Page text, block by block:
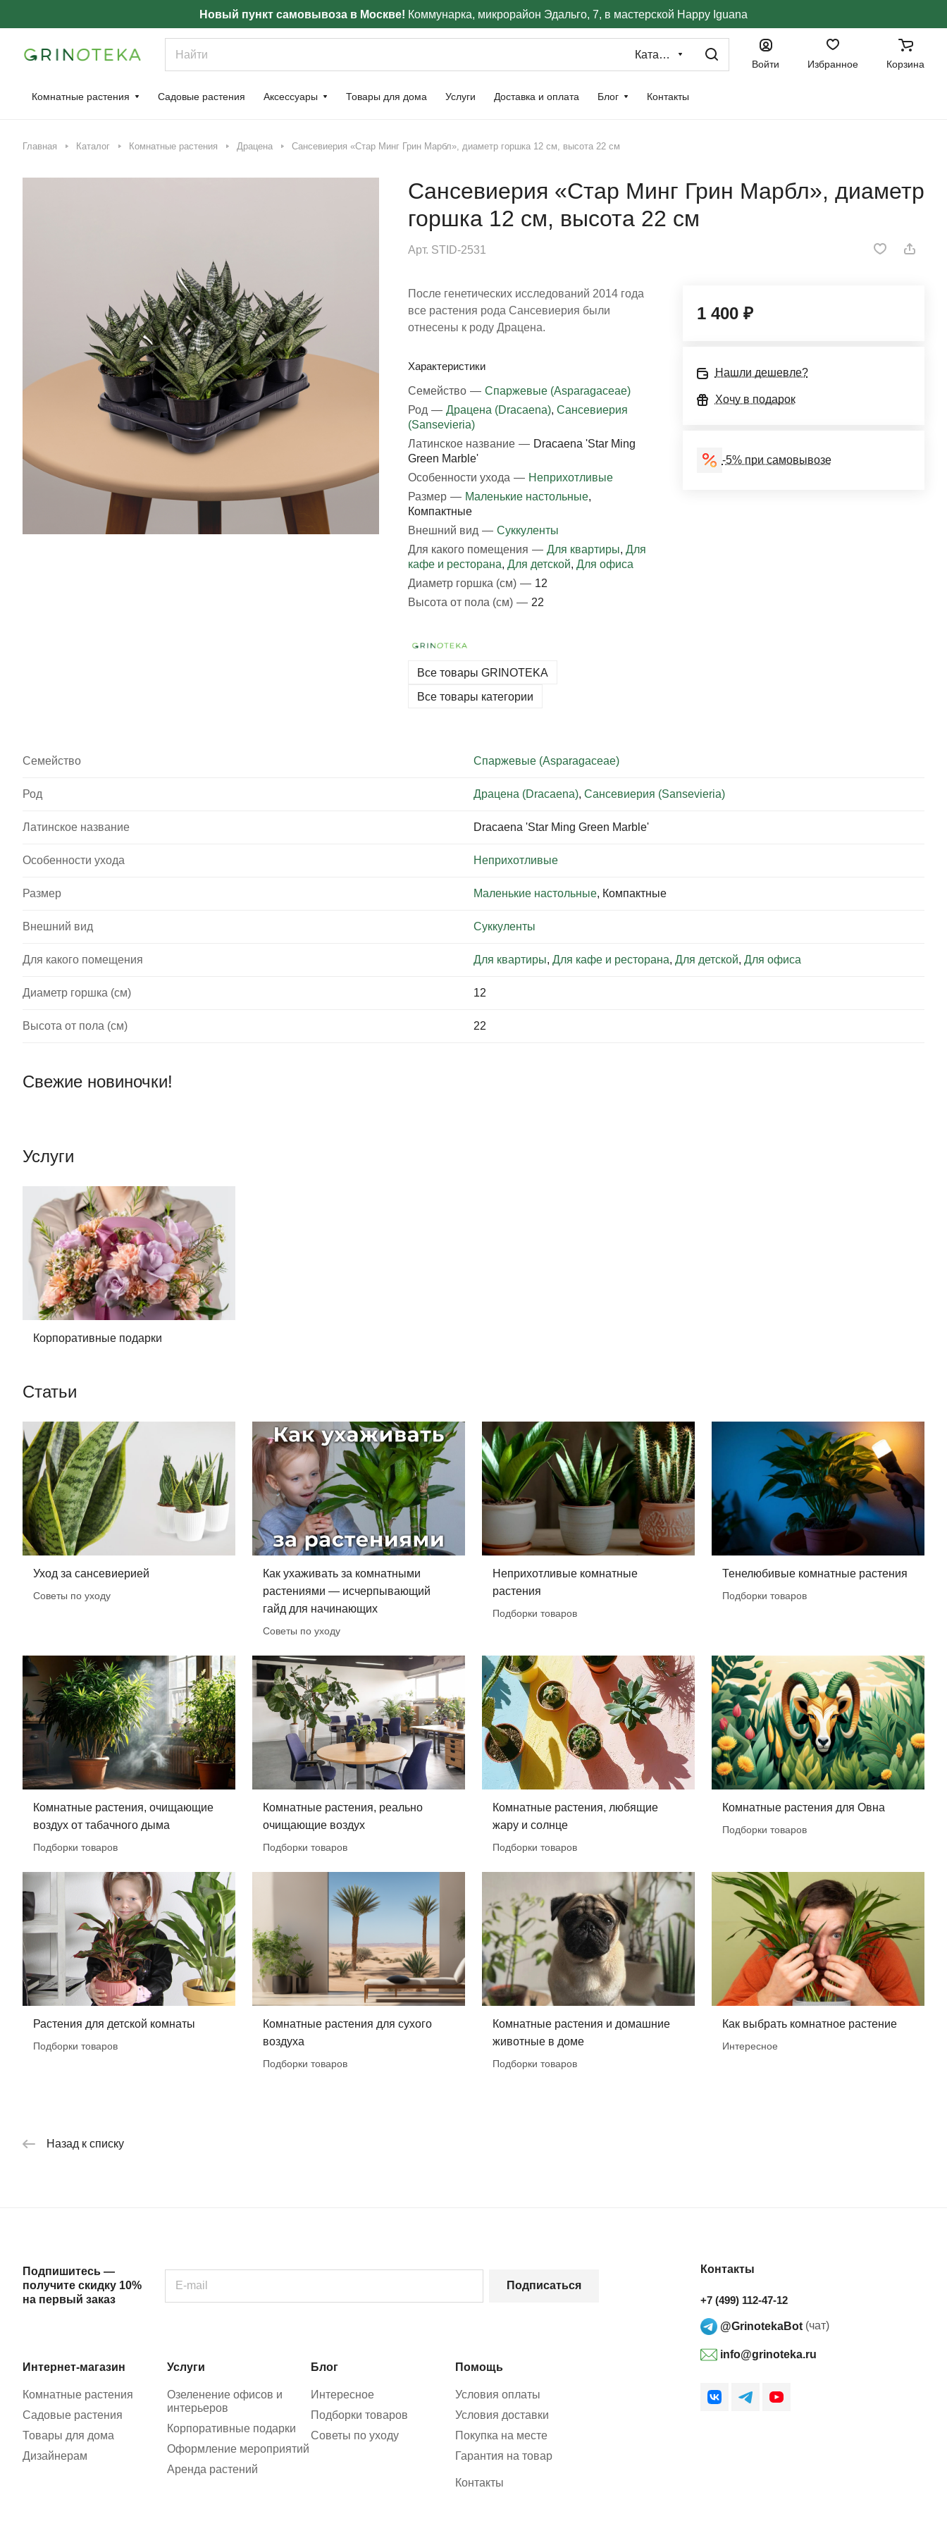
Новый пункт самовывоза в Москве! Коммунарка, микрорайон Эдальго, 7, в мастерской Happy Iguana
Каталог
Войти Избранное Корзина
Комнатные растения Садовые растения Аксессуары Товары для дома Услуги Доставка и оплата Блог Контакты
Главная Каталог Комнатные растения Драцена Сансевиерия «Стар Минг Грин Марбл», диаметр горшка 12 см, высота 22 см
Сансевиерия «Стар Минг Грин Марбл», диаметр
горшка 12 см, высота 22 см
Арт. STID-2531
После генетических исследований 2014 года
все растения рода Сансевиерия были
отнесены к роду Драцена.
Характеристики
Семейство — Спаржевые (Asparagaceae)
Род — Драцена (Dracaena), Сансевиерия
(Sansevieria)
Латинское название — Dracaena 'Star Ming
Green Marble'
Особенности ухода — Неприхотливые
Размер — Маленькие настольные,
Компактные
Внешний вид — Суккуленты
Для какого помещения — Для квартиры, Для
кафе и ресторана, Для детской, Для офиса
Диаметр горшка (см) — 12
Высота от пола (см) — 22
Все товары GRINOTEKA
Все товары категории
1 400 ₽
Нашли дешевле?
Хочу в подарок
-5% при самовывозе
Семейство Спаржевые (Asparagaceae)
Род Драцена (Dracaena), Сансевиерия (Sansevieria)
Латинское название Dracaena 'Star Ming Green Marble'
Особенности ухода Неприхотливые
Размер Маленькие настольные, Компактные
Внешний вид Суккуленты
Для какого помещения Для квартиры, Для кафе и ресторана, Для детской, Для офиса
Диаметр горшка (см) 12
Высота от пола (см) 22
Свежие новиночки!
Услуги
Корпоративные подарки
Статьи
Уход за сансевиерией
Советы по уходу
Как ухаживать за комнатными
растениями — исчерпывающий
гайд для начинающих
Советы по уходу
Неприхотливые комнатные
растения
Подборки товаров
Тенелюбивые комнатные растения
Подборки товаров
Комнатные растения, очищающие
воздух от табачного дыма
Подборки товаров
Комнатные растения, реально
очищающие воздух
Подборки товаров
Комнатные растения, любящие
жару и солнце
Подборки товаров
Комнатные растения для Овна
Подборки товаров
Растения для детской комнаты
Подборки товаров
Комнатные растения для сухого
воздуха
Подборки товаров
Комнатные растения и домашние
животные в доме
Подборки товаров
Как выбрать комнатное растение
Интересное
Назад к списку
Подпишитесь —
получите скидку 10%
на первый заказ
Подписаться
Интернет-магазин
Комнатные растения
Садовые растения
Товары для дома
Дизайнерам
Услуги
Озеленение офисов и
интерьеров
Корпоративные подарки
Оформление мероприятий
Аренда растений
Блог
Интересное
Подборки товаров
Советы по уходу
Помощь
Условия оплаты
Условия доставки
Покупка на месте
Гарантия на товар
Контакты
Контакты
+7 (499) 112-47-12
@GrinotekaBot (чат)
info@grinoteka.ru